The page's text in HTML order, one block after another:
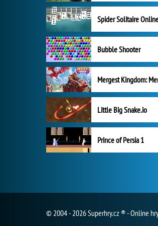
Spider Solitaire
Bubble Shooter
Little Big Snake.io
Prince of Persia 1
© 2004 - 2026 Superhry.cz ® - Online